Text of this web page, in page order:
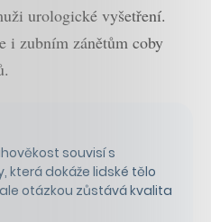
urologické vyšetření.
i zubním zánětům coby
souvisí s
která dokáže lidské tělo
otázkou zůstává kvalita